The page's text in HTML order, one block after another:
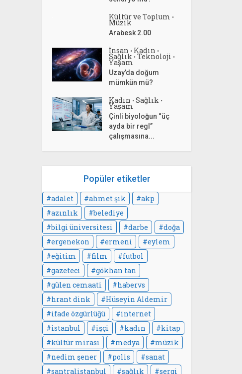
Kültür ve Toplum •
Müzik
Arabesk 2.00
İnsan • Kadın •
Sağlık • Teknoloji •
Yaşam
Uzay’da doğum
mümkün mü?
Kadın • Sağlık •
Yaşam
Çinli biyoloğun “üç
ayda bir regl”
çalışmasına...
Popüler etiketler
adalet ahmet şık
akp
azınlık
belediye
bilgi üniversitesi
darbe
doğa
ergenekon
ermeni
eylem
eğitim
film
futbol
gazeteci
gökhan tan
gülen cemaati
habervs
hrant dink
Hüseyin Aldemir
ifade özgürlüğü
internet
istanbul
işçi kadın
kitap
kültür mirası
medya
müzik
nedim şener
polis
sanat
santralistanbul
sağlık sergi